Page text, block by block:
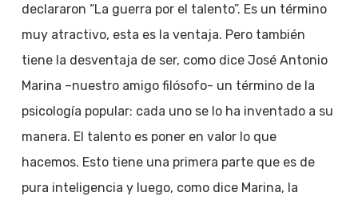
declararon “La guerra por el talento”. Es un término
muy atractivo, esta es la ventaja. Pero también
tiene la desventaja de ser, como dice José Antonio
Marina –nuestro amigo filósofo- un término de la
psicología popular: cada uno se lo ha inventado a su
manera. El talento es poner en valor lo que
hacemos. Esto tiene una primera parte que es de
pura inteligencia y luego, como dice Marina, la